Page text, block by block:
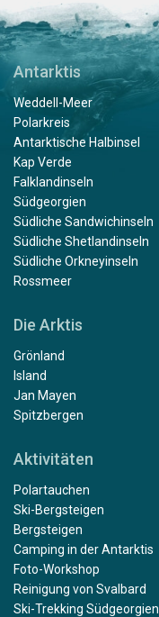
Antarktis
Weddell-Meer
Polarkreis
Antarktische Halbinsel
Kap Verde
Falklandinseln
Südgeorgien
Südliche Sandwichinseln
Südliche Shetlandinseln
Südliche Orkneyinseln
Rossmeer
Die Arktis
Grönland
Island
Jan Mayen
Spitzbergen
Aktivitäten
Polartauchen
Ski-Bergsteigen
Bergsteigen
Camping in der Antarktis
Foto-Workshop
Reinigung von Svalbard
Ski-Trekking Südgeorgien